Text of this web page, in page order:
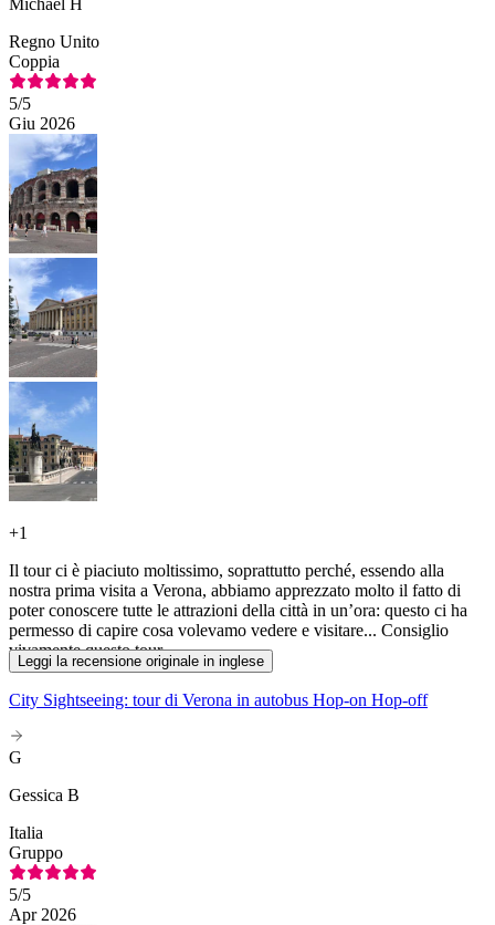
Regno Unito
Coppia
5/5
Giu 2026
+1
Il tour ci è piaciuto moltissimo, soprattutto perché, essendo alla
nostra prima visita a Verona, abbiamo apprezzato molto il fatto di
poter conoscere tutte le attrazioni della città in un’ora: questo ci ha
permesso di capire cosa volevamo vedere e visitare... Consiglio
vivamente questo tour
Leggi la recensione originale in inglese
City Sightseeing: tour di Verona in autobus Hop-on Hop-off
G
Gessica B
Italia
Gruppo
5/5
Apr 2026